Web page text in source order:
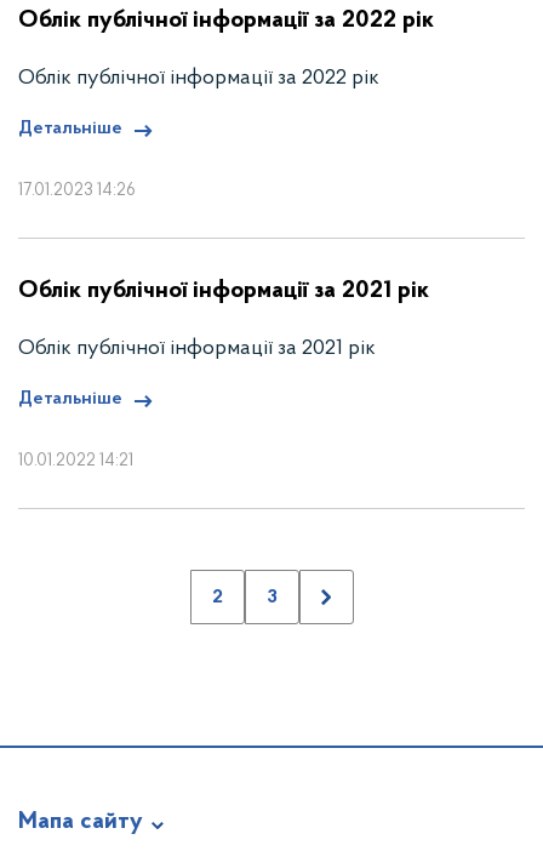
17.01.2023 14:26
Облік публічної інформації за 2022 рік
Облік публічної інформації за 2022 рік
Детальніше
10.01.2022 14:21
Облік публічної інформації за 2021 рік
Облік публічної інформації за 2021 рік
Детальніше
2 3
Мапа сайту